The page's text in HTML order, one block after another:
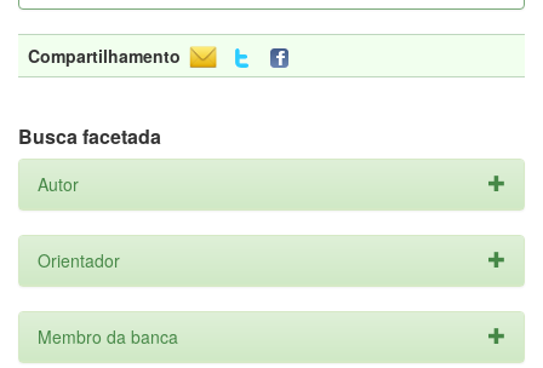
Compartilhamento
Busca facetada
Autor
Orientador
Membro da banca